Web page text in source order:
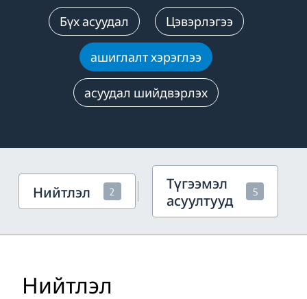
Бүх асуудал Цэвэрлэгээ
ашиглалт хэрэглээ
асуудал шийдвэрлэх
Нийтлэл 2
Түгээмэл
асуултууд
5
Нийтлэл